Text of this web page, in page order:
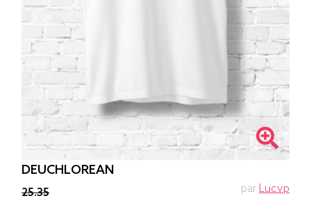
DEUCHLOREAN
25.35 par Lucvp